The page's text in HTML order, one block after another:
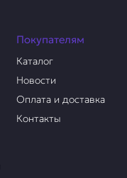
Покупателям
Каталог
Новости
Оплата и доставка
Контакты